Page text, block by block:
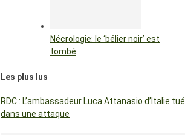
Nécrologie: le ‘bélier noir’ est
tombé
Les plus lus
RDC : L’ambassadeur Luca Attanasio d’Italie tué
dans une attaque